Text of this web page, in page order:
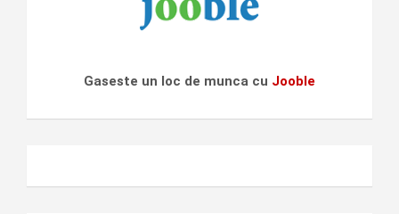
Gaseste un loc de munca cu Jooble